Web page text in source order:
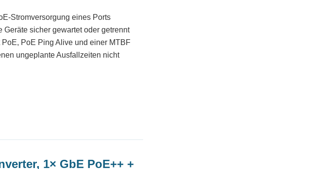
Stromversorgung eines Ports
sicher gewartet oder getrennt
PoE Ping Alive und einer MTBF
ungeplante Ausfallzeiten nicht
1× GbE PoE++ +